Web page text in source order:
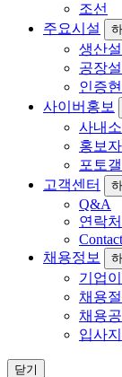
조선
주요시설
생산
공장설
인증
사이버홍보
사내
홍보
포토
고객센터
Q&A
연락처
채용정보
기업
채용
채용
입사
닫기